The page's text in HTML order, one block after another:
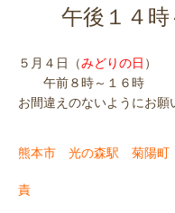
午後１４時
５月４日（みどりの日 ）
午前８時～１６時
お間違えのないようにお願
熊本市 光の森駅 菊陽
責